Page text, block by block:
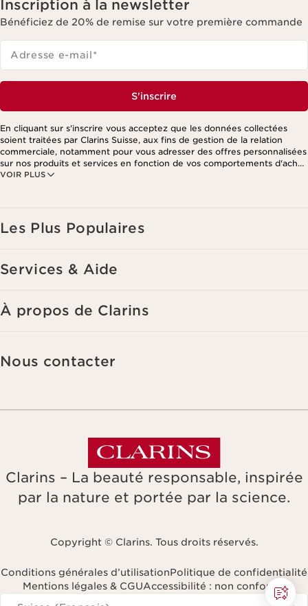
Inscription à la newsletter
Bénéficiez de 20% de remise sur votre première commande
Adresse e-mail*
S'inscrire
VOIR PLUS
En cliquant sur s'inscrire vous acceptez que les données collectées
soient traitées par Clarins Suisse, aux fins de gestion de la relation
commerciale, notamment pour vous adresser des offres personnalisées
sur nos produits et services en fonction de vos comportements d'achat,
de vos habitudes et/ou de vos centres d'intérêts, y compris par
Ces informations sont traitées par Clarins et ses prestataires pour le
traitement de votre commande, à des fins de gestion de la relation
programme beauté personnalisé. Les données sont conservées
suppression et de portabilité des informations vous concernant ainsi
que d'un droit d'opposition et de limitation de leur traitement. Vous
Les Plus Populaires
Services & Aide
À propos de Clarins
Nous contacter
Clarins – La beauté responsable, inspirée
par la nature et portée par la science.
Copyright © Clarins. Tous droits réservés.
Conditions générales d’utilisationPolitique de confidentialité
Mentions légales & CGUAccessibilité : non conforme
Naviguer vers